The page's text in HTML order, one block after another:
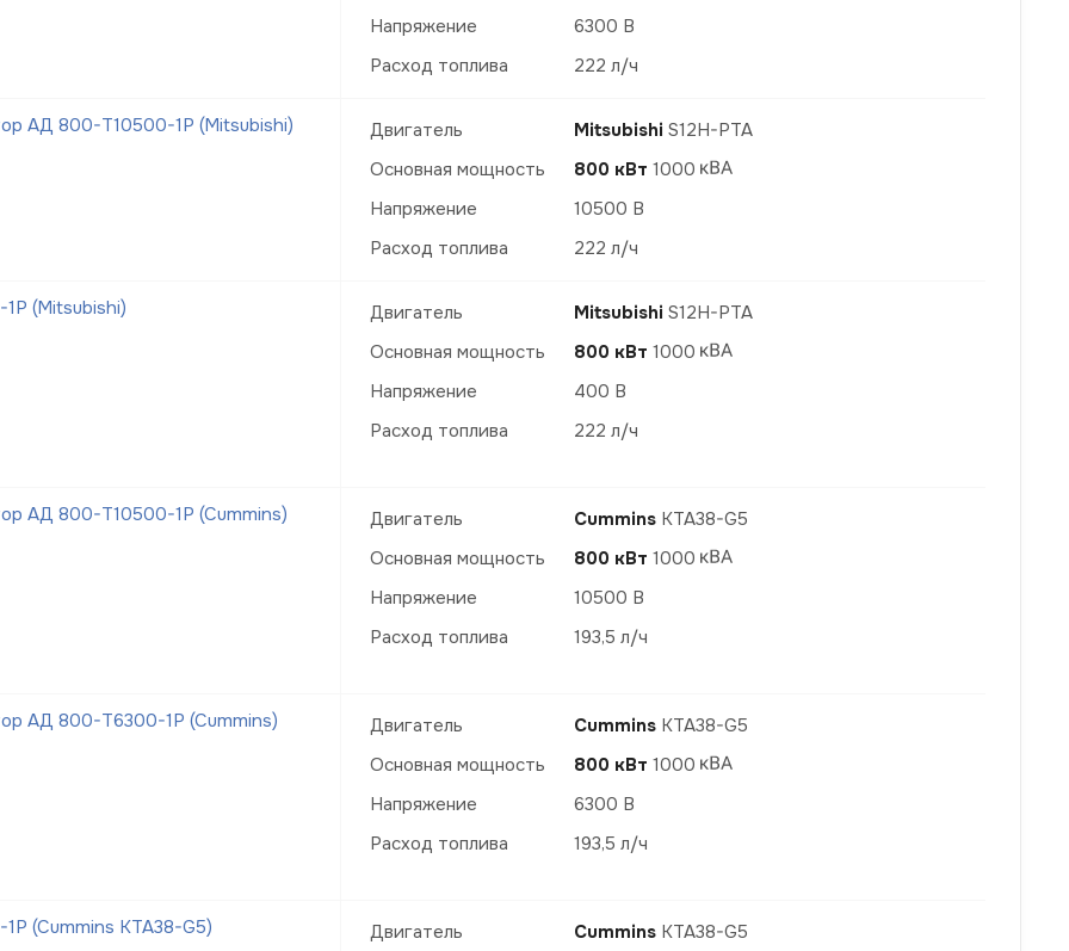
Напряжение
6300 В
Расход топлива
222 л/ч
АД 800-Т10500-1Р (Mitsubishi)
Двигатель Mitsubishi S12H-PTA
Основная мощность
800 кВт 1000
Напряжение
10500 В
Расход топлива
222 л/ч
(Mitsubishi)
Двигатель Mitsubishi S12H-PTA
Основная мощность
800 кВт 1000
Напряжение
400 В
Расход топлива
222 л/ч
АД 800-Т10500-1Р (Cummins)
Двигатель Cummins KTA38-G5
Основная мощность
800 кВт 1000
Напряжение
10500 В
Расход топлива
193,5 л/ч
АД 800-Т6300-1Р (Cummins)
Двигатель Cummins KTA38-G5
Основная мощность
800 кВт 1000
Напряжение
6300 В
Расход топлива
193,5 л/ч
(Cummins KTA38-G5)
Двигатель Cummins KTA38-G5